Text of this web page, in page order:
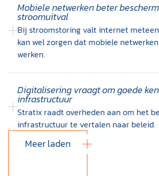
Mobiele netwerken beter
stroomuitval
Bij stroomstoring valt internet
kan wel zorgen dat mobiele
werken.
Digitalisering vraagt om goede
infrastructuur
Stratix raadt overheden aan om het
infrastructuur te vertalen naar beleid.
Meer laden